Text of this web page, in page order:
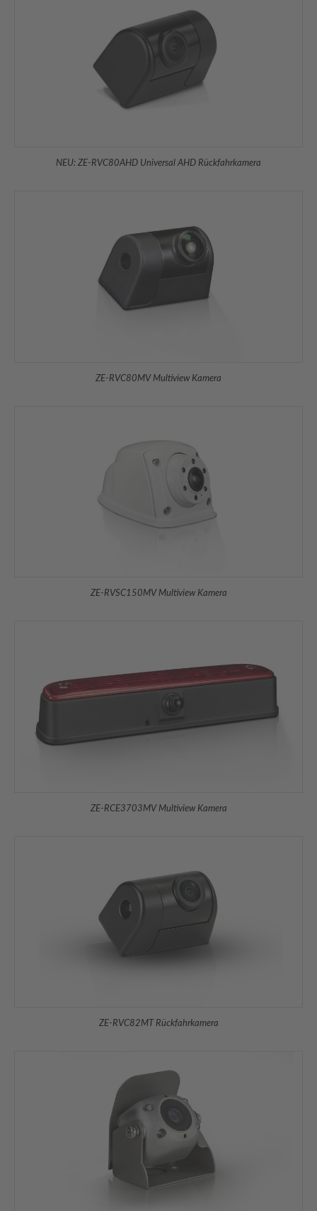
NEU: ZE-RVC80AHD Universal AHD Rückfahrkamera
ZE-RVC80MV Multiview Kamera
ZE-RVSC150MV Multiview Kamera
ZE-RCE3703MV Multiview Kamera
ZE-RVC82MT Rückfahrkamera